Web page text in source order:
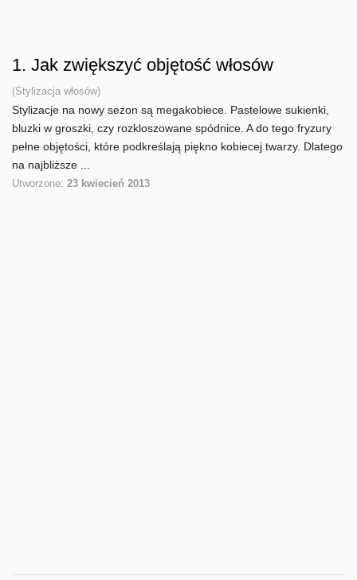
1. Jak zwiększyć objętość włosów
(Stylizacja włosów)
Stylizacje na nowy sezon są megakobiece. Pastelowe sukienki,
bluzki w groszki, czy rozkloszowane spódnice. A do tego fryzury
pełne objętości, które podkreślają piękno kobiecej twarzy. Dlatego
na najbliższe ...
Utworzone: 23 kwiecień 2013